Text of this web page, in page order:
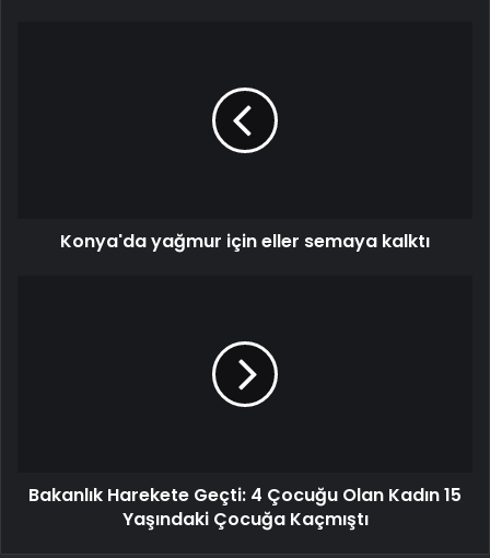
Konya'da yağmur için eller semaya kalktı
Bakanlık Harekete Geçti: 4 Çocuğu Olan Kadın 15
Yaşındaki Çocuğa Kaçmıştı